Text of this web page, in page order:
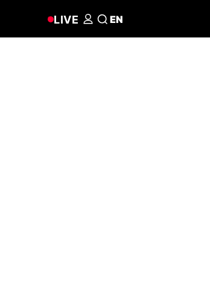
LIVE EN